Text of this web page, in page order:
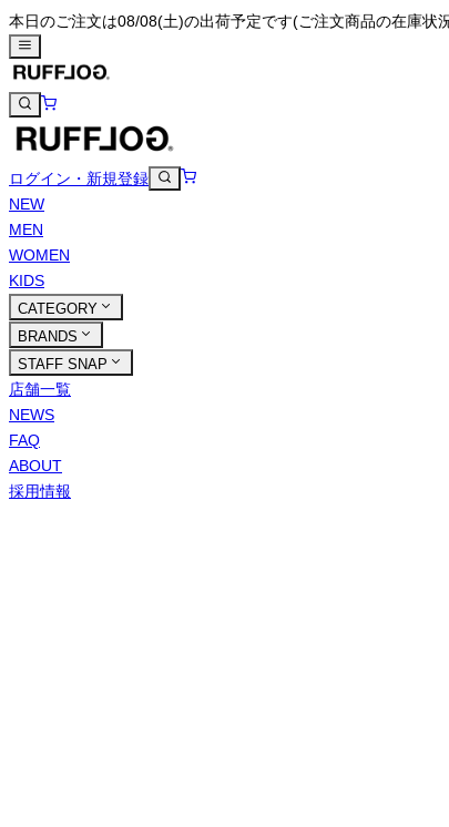
本日のご注文は08/08(土)の出荷予定です(ご注文商品の在庫状
ログイン・新規登録
NEW
MEN
WOMEN
KIDS
CATEGORY
BRANDS
STAFF SNAP
店舗一覧
NEWS
FAQ
ABOUT
採用情報